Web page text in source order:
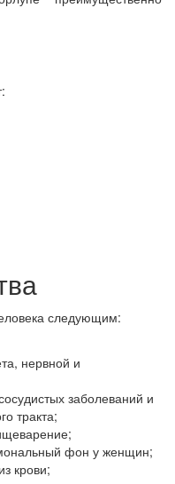
следующим:
нервной и
заболеваний и
тракта;
фон у женщин;
из крови;